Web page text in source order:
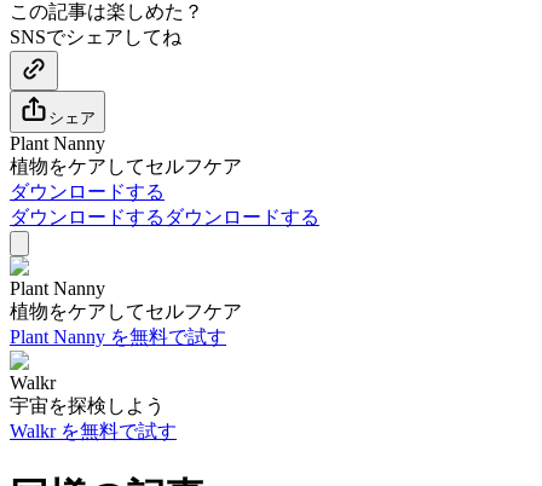
この記事は楽しめた？
SNSでシェアしてね
シェア
Plant Nanny
植物をケアしてセルフケア
ダウンロードする
ダウンロードする ダウンロードする
Plant Nanny
植物をケアしてセルフケア
Plant Nanny を無料で試す
Walkr
宇宙を探検しよう
Walkr を無料で試す